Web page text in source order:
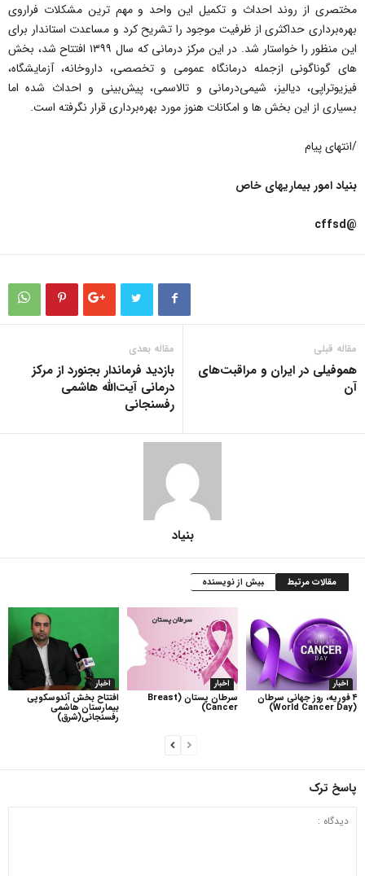
مختصری از روند احداث و تکمیل این واحد و مهم ترین مشکلات فراروی
بهره‌برداری حداکثری از ظرفیت موجود را تشریح کرد و مساعدت استاندار برای
این منظور را خواستار شد. در این مرکز درمانی که سال ۱۳۹۹ افتتاح شد، بخش
های گوناگونی ازجمله درمانگاه عمومی و تخصصی، داروخانه، آزمایشگاه،
فیزیوتراپی، دیالیز، شیمی‌درمانی و تالاسمی، پیش‌بینی و احداث شده اما
بسیاری از این بخش ها و امکانات هنوز مورد بهره‌برداری قرار نگرفته است.
/انتهای پیام
بنیاد امور بیماریهای خاص
@cffsd
مقاله قبلی
هموفیلی در ایران و مراقبت‌های
آن
مقاله بعدی
بازدید فرماندار بجنورد از مرکز
درمانی آیت‌الله هاشمی
رفسنجانی
بنیاد
مقالات مرتبط بیش از نویسنده
اخبار
افتتاح بخش آندوسکوپی
بیمارستان هاشمی
رفسنجانی(شرق)
اخبار
سرطان پستان (Breast
Cancer)
اخبار
۴ فوریه، روز جهانی سرطان
(World Cancer Day)
پاسخ ترک